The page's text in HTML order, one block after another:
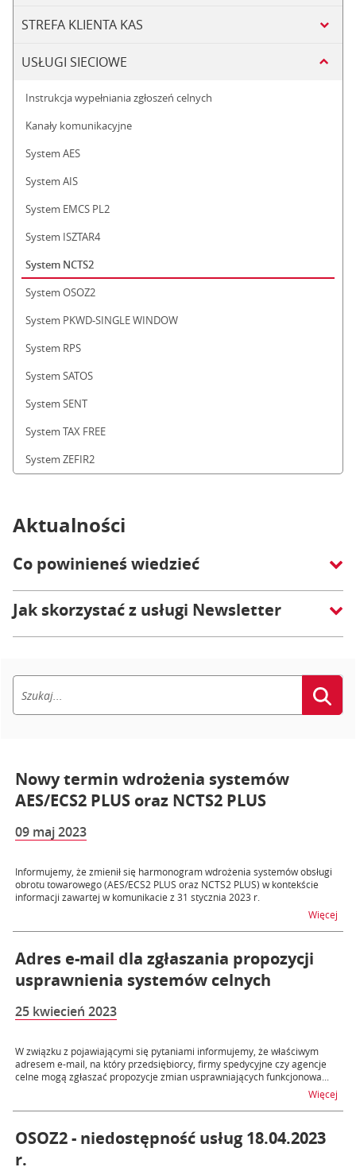
STREFA KLIENTA KAS
USŁUGI SIECIOWE
Instrukcja wypełniania zgłoszeń celnych
Kanały komunikacyjne
System AES
System AIS
System EMCS PL2
System ISZTAR4
System NCTS2
System OSOZ2
System PKWD-SINGLE WINDOW
System RPS
System SATOS
System SENT
System TAX FREE
System ZEFIR2
Aktualności
Co powinieneś wiedzieć
Jak skorzystać z usługi Newsletter
Nowy termin wdrożenia systemów
AES/ECS2 PLUS oraz NCTS2 PLUS
09 maj 2023
Informujemy, że zmienił się harmonogram wdrożenia systemów obsługi
obrotu towarowego (AES/ECS2 PLUS oraz NCTS2 PLUS) w kontekście
informacji zawartej w komunikacie z 31 stycznia 2023 r.
Więcej
Adres e-mail dla zgłaszania propozycji
usprawnienia systemów celnych
25 kwiecień 2023
W związku z pojawiającymi się pytaniami informujemy, że właściwym
adresem e-mail, na który przedsiębiorcy, firmy spedycyjne czy agencje
celne mogą zgłaszać propozycje zmian usprawniających funkcjonowa...
Więcej
OSOZ2 - niedostępność usług 18.04.2023
r.